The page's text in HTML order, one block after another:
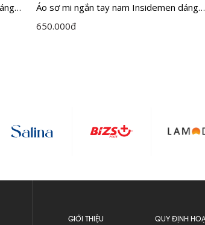
Áo sơ mi ngắn tay nam Insidemen dáng
Perfect Fit ISS302MAH0
650.000đ
GIỚI THIỆU QUY ĐỊNH